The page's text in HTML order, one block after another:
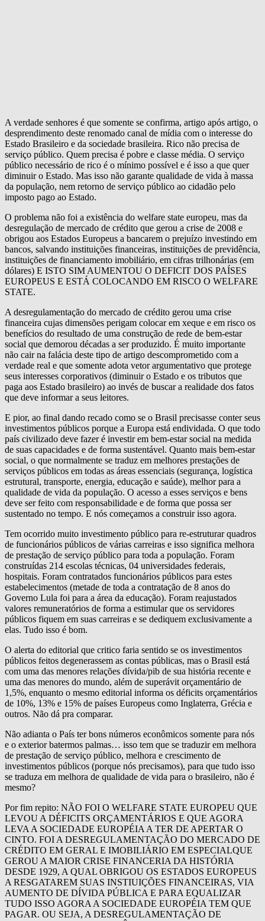
A verdade senhores é que somente se confirma, artigo após artigo, o
desprendimento deste renomado canal de mídia com o interesse do
Estado Brasileiro e da sociedade brasileira. Rico não precisa de
serviço público. Quem precisa é pobre e classe média. O serviço
público necessário de rico é o mínimo possível e é isso a que quer
diminuir o Estado. Mas isso não garante qualidade de vida à massa
da população, nem retorno de serviço público ao cidadão pelo
imposto pago ao Estado.
O problema não foi a existência do welfare state europeu, mas da
desregulação de mercado de crédito que gerou a crise de 2008 e
obrigou aos Estados Europeus a bancarem o prejuízo investindo em
bancos, salvando instituições financeiras, instituições de previdência,
instituições de financiamento imobiliário, em cifras trilhonárias (em
dólares) E ISTO SIM AUMENTOU O DEFICIT DOS PAÍSES
EUROPEUS E ESTÁ COLOCANDO EM RISCO O WELFARE
STATE.
A desregulamentação do mercado de crédito gerou uma crise
financeira cujas dimensões perigam colocar em xeque e em risco os
benefícios do resultado de uma construção de rede de bem-estar
social que demorou décadas a ser produzido. É muito importante
não cair na falácia deste tipo de artigo descomprometido com a
verdade real e que somente adota vetor argumentativo que protege
seus interesses corporativos (diminuir o Estado e os tributos que
paga aos Estado brasileiro) ao invés de buscar a realidade dos fatos
que deve informar a seus leitores.
E pior, ao final dando recado como se o Brasil precisasse conter seus
investimentos públicos porque a Europa está endividada. O que todo
país civilizado deve fazer é investir em bem-estar social na medida
de suas capacidades e de forma sustentável. Quanto mais bem-estar
social, o que normalmente se traduz em melhores prestações de
serviços públicos em todas as áreas essenciais (segurança, logística
estrutural, transporte, energia, educação e saúde), melhor para a
qualidade de vida da população. O acesso a esses serviços e bens
deve ser feito com responsabilidade e de forma que possa ser
sustentado no tempo. E nós começamos a construir isso agora.
Tem ocorrido muito investimento público para re-estruturar quadros
de funcionários públicos de várias carreiras e isso significa melhora
de prestação de serviço público para toda a população. Foram
construídas 214 escolas técnicas, 04 universidades federais,
hospitais. Foram contratados funcionários públicos para estes
estabelecimentos (metade de toda a contratação de 8 anos do
Governo Lula foi para a área da educação). Foram reajustados
valores remuneratórios de forma a estimular que os servidores
públicos fiquem em suas carreiras e se dediquem exclusivamente a
elas. Tudo isso é bom.
O alerta do editorial que critico faria sentido se os investimentos
públicos feitos degenerassem as contas públicas, mas o Brasil está
com uma das menores relações dívida/pib de sua história recente e
uma das menores do mundo, além de superávit orçamentário de
1,5%, enquanto o mesmo editorial informa os déficits orçamentários
de 10%, 13% e 15% de países Europeus como Inglaterra, Grécia e
outros. Não dá pra comparar.
Não adianta o País ter bons números econômicos somente para nós
e o exterior batermos palmas… isso tem que se traduzir em melhora
de prestação de serviço público, melhora e crescimento de
investimentos públicos (porque nós precisamos), para que tudo isso
se traduza em melhora de qualidade de vida para o brasileiro, não é
mesmo?
Por fim repito: NÃO FOI O WELFARE STATE EUROPEU QUE
LEVOU A DÉFICITS ORÇAMENTÁRIOS E QUE AGORA
LEVA A SOCIEDADE EUROPÉIA A TER DE APERTAR O
CINTO. FOI A DESREGULAMENTAÇÃO DO MERCADO DE
CRÉDITO EM GERAL E IMOBILIÁRIO EM ESPECIALQUE
GEROU A MAIOR CRISE FINANCERIA DA HISTÓRIA
DESDE 1929, A QUAL OBRIGOU OS ESTADOS EUROPEUS
A RESGATAREM SUAS INSTIUIÇÕES FINANCEIRAS, VIA
AUMENTO DE DÍVIDA PÚBLICA E PARA EQUALIZAR
TUDO ISSO AGORA A SOCIEDADE EUROPÉIA TEM QUE
PAGAR. OU SEJA, A DESREGULAMENTAÇÃO DE